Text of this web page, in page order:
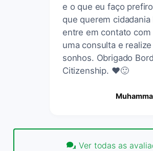
e o que eu faço
que querem cidadania
entre em contato com
uma consulta e
sonhos. Obrigado
Citizenship. ❤️🙂
Ver todas as